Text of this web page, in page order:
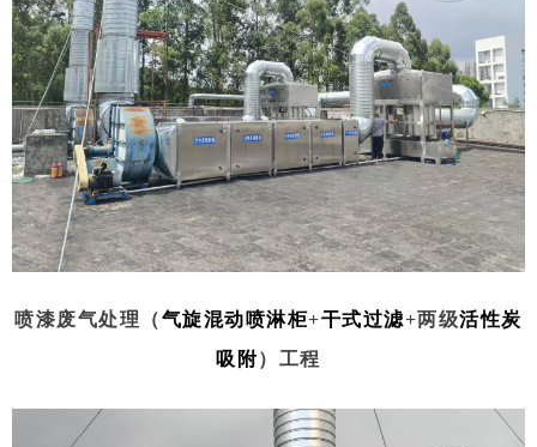
喷漆废气处理（气旋混动喷淋柜+干式过滤+两级活性炭
吸附）工程